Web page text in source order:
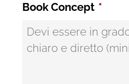
Book Concept *